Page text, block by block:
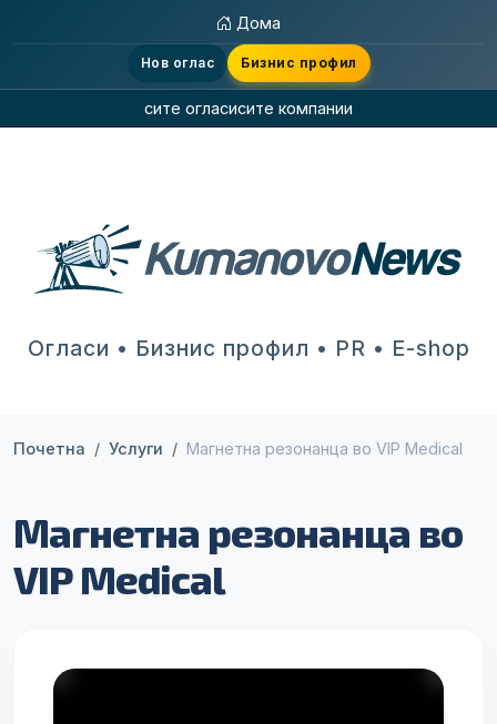
Дома
Нов оглас Бизнис профил
сите огласисите компании
Огласи • Бизнис профил • PR • E-shop
Почетна Услуги Магнетна резонанца во VIP Medical
Магнетна резонанца во
VIP Medical